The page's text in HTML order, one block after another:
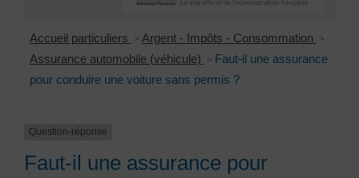
Accueil particuliers > Argent - Impôts - Consommation >
Assurance automobile (véhicule) > Faut-il une assurance
pour conduire une voiture sans permis ?
Question-réponse
Faut-il une assurance pour